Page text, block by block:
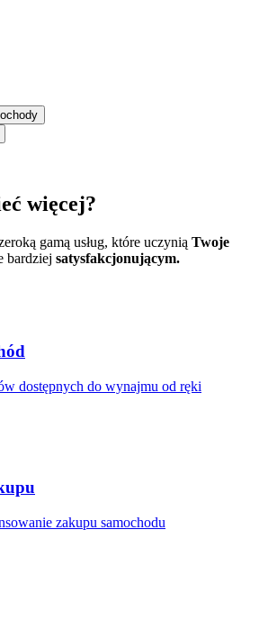
więcej?
gamą usług, które uczynią Twoje
bardziej satysfakcjonującym.
dostępnych do wynajmu od ręki
zakupu samochodu